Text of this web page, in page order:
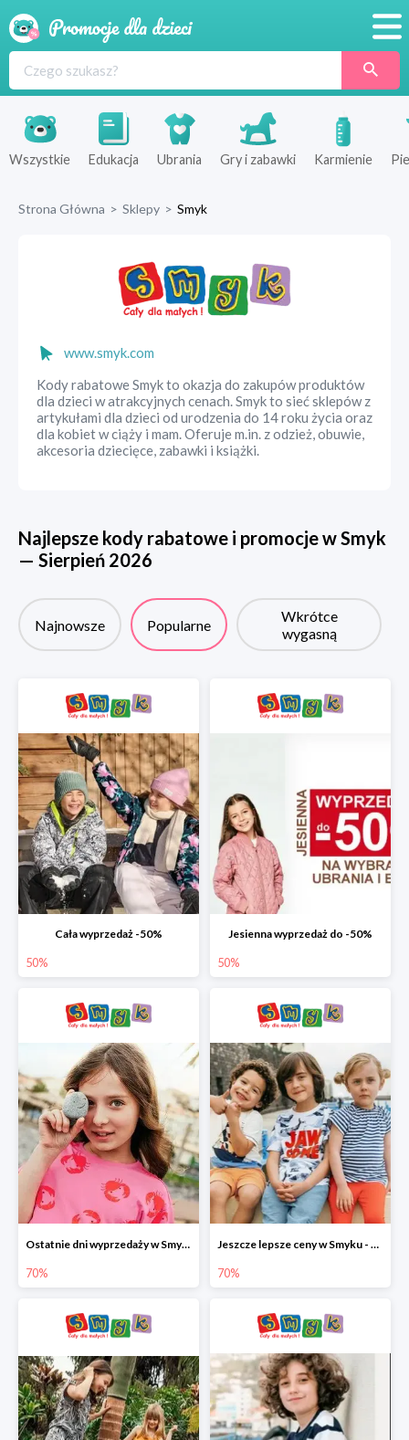
Produkty
Sklepy
Wszystkie Edukacja Ubrania Gry i zabawki Karmienie
Strona Główna > Sklepy > Smyk
www.smyk.com
Kody rabatowe Smyk to okazja do zakupów produktów
dla dzieci w atrakcyjnych cenach. Smyk to sieć sklepów z
artykułami dla dzieci od urodzenia do 14 roku życia oraz
dla kobiet w ciąży i mam. Oferuje m.in. z odzież, obuwie,
akcesoria dziecięce, zabawki i książki.
Najlepsze kody rabatowe i promocje wSmyk
— Sierpień 2026
Najnowsze Popularne
Wkrótce
wygasną
Cała wyprzedaż -50%
50%
Jesienna wyprzedaż do -50%
50%
Ostatnie dni wyprzedaży w Smyku - ubrania i buty do -70%
70%
Jeszcze lepsze ceny w Smyku - ubrania i buty do -70%
70%